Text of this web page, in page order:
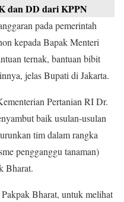
dan DD dari KPPN
pada pemerintah
kepada Bapak Menteri
ternak, bantuan bibit
jelas Bupati di Jakarta.
Pertanian RI Dr.
baik usulan-usulan
tim dalam rangka
pengganggu tanaman)
Bharat.
Bharat, untuk melihat